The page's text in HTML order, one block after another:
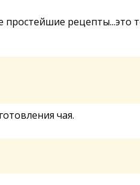
рецепты...это
чая.